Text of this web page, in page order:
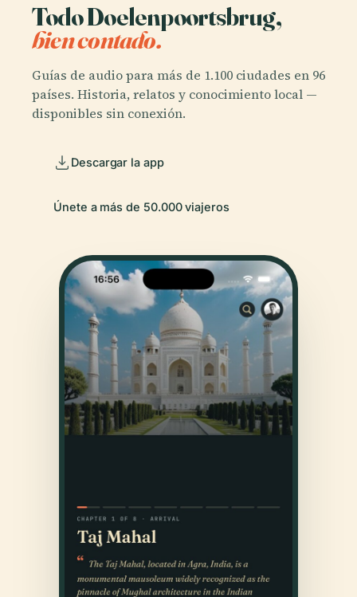
Todo Doelenpoortsbrug,
bien contado.
Guías de audio para más de 1.100 ciudades en 96
países. Historia, relatos y conocimiento local —
disponibles sin conexión.
Descargar la app
Únete a más de 50.000 viajeros